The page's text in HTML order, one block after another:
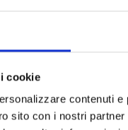
cookie
contenuti
sito con i nostri
(ad es.